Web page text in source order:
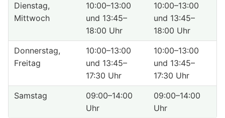
Dienstag,
Mittwoch
10:00–13:00
und 13:45–
18:00 Uhr
10:00–13:00
und 13:45–
18:00 Uhr
Donnerstag,
Freitag
10:00–13:00
und 13:45–
17:30 Uhr
10:00–13:00
und 13:45–
17:30 Uhr
Samstag
09:00–14:00
Uhr
09:00–14:00
Uhr